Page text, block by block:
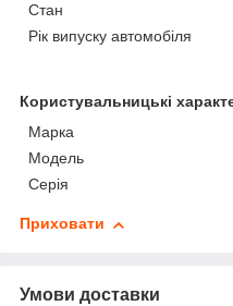
Стан
Рік випуску автомобіля
Користувальницькі
Марка
Модель
Серія
Приховати
Умови доставки